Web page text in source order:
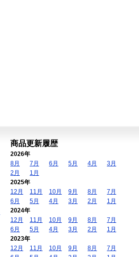
商品更新履歴
2026年
8月
7月 6月 5月 4月
3月
2月
1月
2025年
12月
11月 10月 9月 8月
7月
6月
5月 4月 3月 2月
1月
2024年
12月
11月 10月 9月 8月
7月
6月
5月 4月 3月 2月
1月
2023年
12月
11月 10月 9月 8月
7月